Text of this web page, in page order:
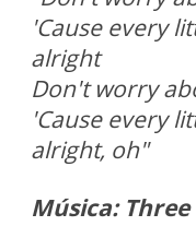
'Cause every
alright
Don't worry
'Cause every
alright, oh"
Música: